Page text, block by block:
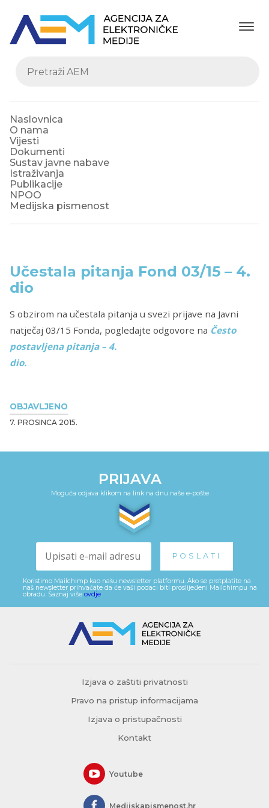
Naslovnica
O nama
Vijesti
Dokumenti
Sustav javne nabave
Istraživanja
Publikacije
NPOO
Medijska pismenost
OBJAVLJENO
7. PROSINCA 2015.
Učestala pitanja Fond 03/15 – 4.
dio
S obzirom na učestala pitanja u svezi prijave na Javni
natječaj 03/15 Fonda, pogledajte odgovore na Često
postavljena pitanja – 4.
dio.
PRIJAVA
Moguća odjava klikom na link na dnu naše e-pošte
Koristimo Mailchimp kao našu newsletter platformu. Ako se pretplatite na
naš newsletter prihvaćate da će vaši podaci biti proslijeđeni Mailchimpu na
obradu. Saznaj više ovdje
Izjava o zaštiti privatnosti
Pravo na pristup informacijama
Izjava o pristupačnosti
Kontakt
Youtube
Medijskapismenost.hr